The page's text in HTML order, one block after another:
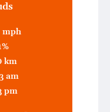
mph
km
am
pm